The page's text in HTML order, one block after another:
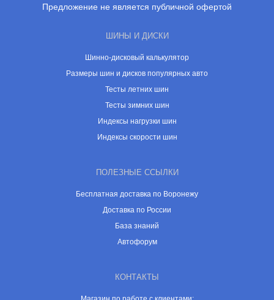
Предложение не является публичной офертой
ШИНЫ И ДИСКИ
Шинно-дисковый калькулятор
Размеры шин и дисков популярных авто
Тесты летних шин
Тесты зимних шин
Индексы нагрузки шин
Индексы скорости шин
ПОЛЕЗНЫЕ ССЫЛКИ
Бесплатная доставка по Воронежу
Доставка по России
База знаний
Автофорум
КОНТАКТЫ